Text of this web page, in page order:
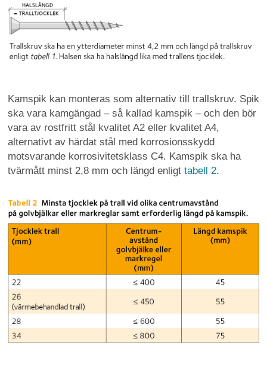
Kamspik kan monteras som alternativ till trallskruv. Spik
ska vara kamgängad – så kallad kamspik – och den bör
vara av rostfritt stål kvalitet A2 eller kvalitet A4,
alternativt av härdat stål med korrosionsskydd
motsvarande korrosivitetsklass C4. Kamspik ska ha
tvärmått minst 2,8 mm och längd enligt tabell 2.